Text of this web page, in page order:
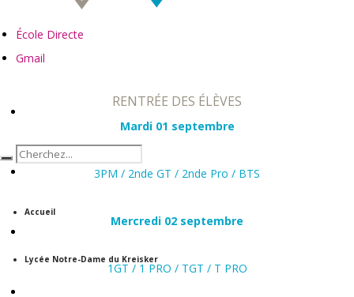
École Directe
Gmail
RENTRÉE DES ÉLÈVES
Mardi 01 septembre
3PM / 2nde GT / 2nde Pro / BTS
Mercredi 02 septembre
1GT / 1 PRO / TGT / T PRO
Accueil
Lycée Notre-Dame du Kreisker